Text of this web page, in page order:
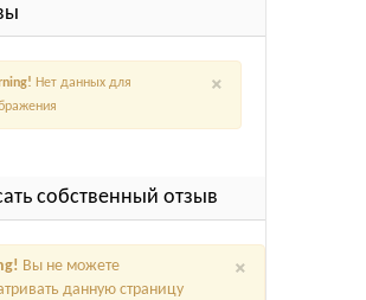
×
Нет данных для
собственный отзыв
×
Вы не можете
данную страницу